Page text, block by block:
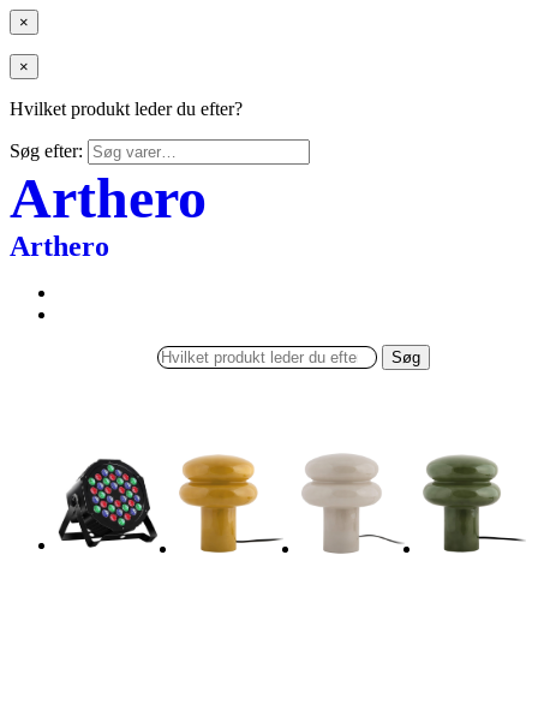
×
×
Hvilket produkt leder du efter?
Søg efter:
Arthero
Arthero
Søg